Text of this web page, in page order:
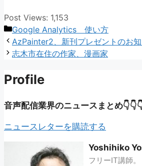
Post Views: 1,153
カ
テ
ゴ
ー
Google Analytics 使い方
AzPainter2、新刊プレゼントのお
志木市在住の作家、漫画家
Profile
音声配信業界のニュースまとめ
ニュースレターを購読する
Yoshihiko
フリーIT講師